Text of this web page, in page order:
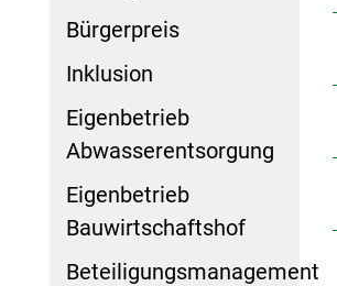
Bürgerpreis
Inklusion
Eigenbetrieb
Abwasserentsorgung
Eigenbetrieb
Bauwirtschaftshof
Beteiligungsmanagement